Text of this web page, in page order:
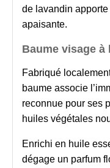
de lavandin
apaisante.
Baume visage à
Fabriqué
baume associe
reconnue pour ses
huiles végétales
Enrichi en huile
dégage un parfum